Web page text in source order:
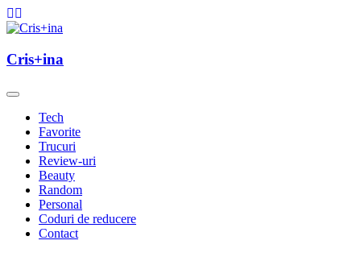
Skip
to
Cris+ina
Cris+ina
Tech
Favorite
Trucuri
Review-uri
Beauty
Random
Personal
Coduri de reducere
Contact